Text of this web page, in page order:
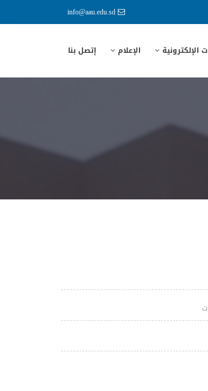
info@aau.edu.sd
الإلكترونية الإعلام إتصل بنا